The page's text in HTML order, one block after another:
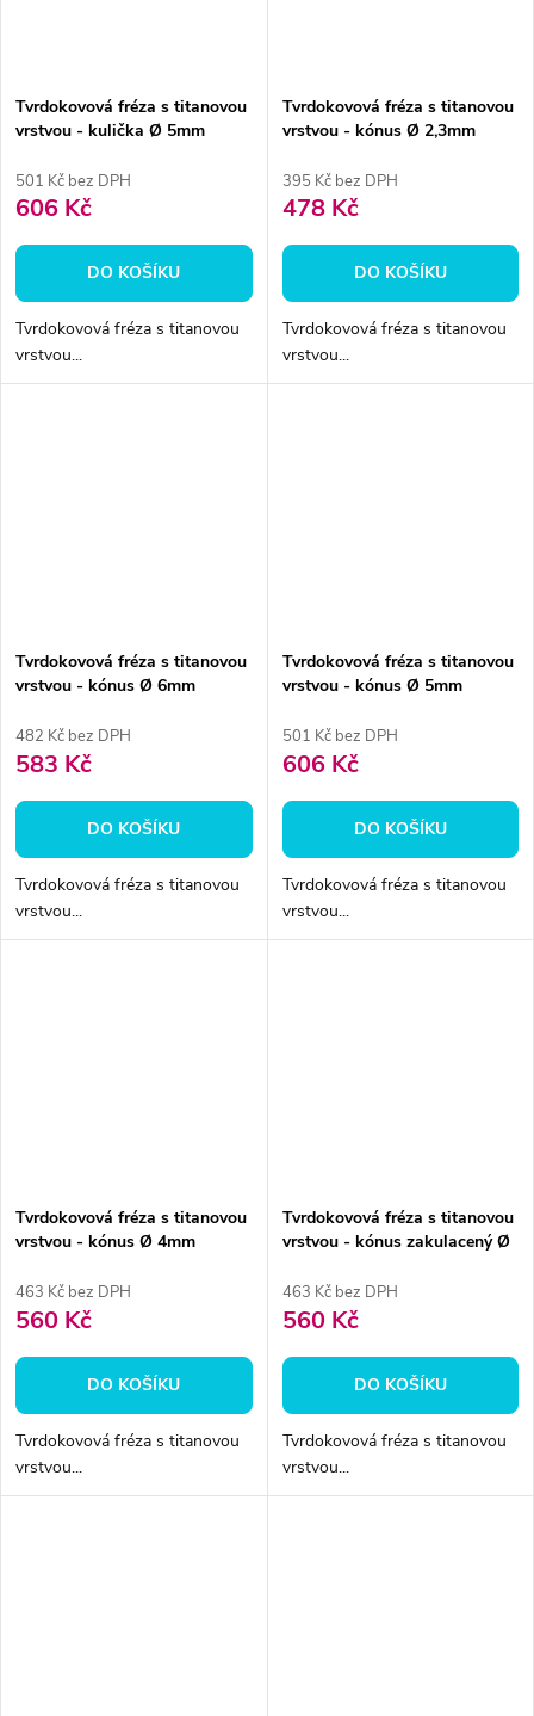
Tvrdokovová fréza s titanovou
vrstvou - kulička Ø 5mm
501 Kč bez DPH
606 Kč
DO KOŠÍKU
Tvrdokovová fréza s titanovou
vrstvou...
Tvrdokovová fréza s titanovou
vrstvou - kónus Ø 2,3mm
395 Kč bez DPH
478 Kč
DO KOŠÍKU
Tvrdokovová fréza s titanovou
vrstvou...
Tvrdokovová fréza s titanovou
vrstvou - kónus Ø 6mm
482 Kč bez DPH
583 Kč
DO KOŠÍKU
Tvrdokovová fréza s titanovou
vrstvou...
Tvrdokovová fréza s titanovou
vrstvou - kónus Ø 5mm
501 Kč bez DPH
606 Kč
DO KOŠÍKU
Tvrdokovová fréza s titanovou
vrstvou...
Tvrdokovová fréza s titanovou
vrstvou - kónus Ø 4mm
463 Kč bez DPH
560 Kč
DO KOŠÍKU
Tvrdokovová fréza s titanovou
vrstvou...
Tvrdokovová fréza s titanovou
vrstvou - kónus zakulacený Ø
463 Kč bez DPH
560 Kč
DO KOŠÍKU
Tvrdokovová fréza s titanovou
vrstvou...